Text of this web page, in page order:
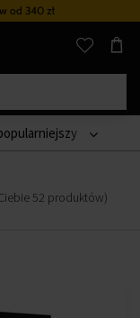
od 340 zł
52 produktów)